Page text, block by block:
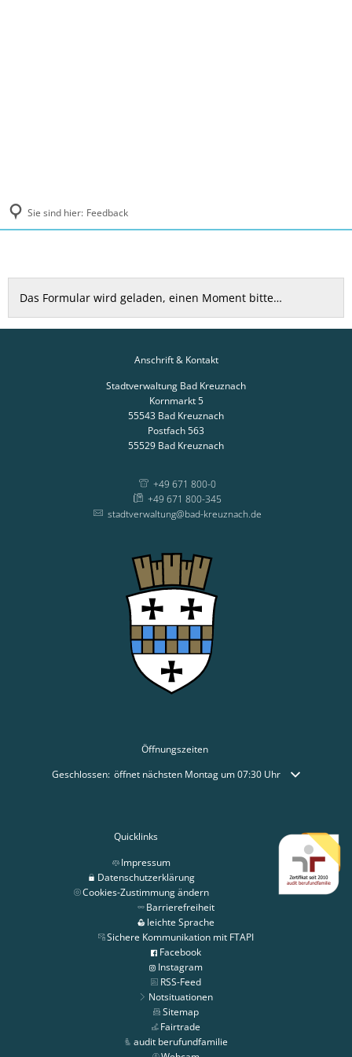
Sie sind hier: Feedback
Feedback
Das Formular wird geladen, einen Moment bitte…
Anschrift & Kontakt
Stadtverwaltung Bad Kreuznach
Kornmarkt 5
55543 Bad Kreuznach
Postfach 563
55529 Bad Kreuznach
+49 671 800-0
+49 671 800-345
stadtverwaltung@bad-kreuznach.de
Öffnungszeiten
Klicken, um weitere Öffnungs- oder Schließzeiten auszublenden
Geschlossen: öffnet nächsten Montag um 07:30 Uhr
Quicklinks
Impressum
Datenschutzerklärung
Cookies-Zustimmung ändern
Barrierefreiheit
leichte Sprache
Sichere Kommunikation mit FTAPI
Facebook
Instagram
RSS-Feed
Notsituationen
Sitemap
Fairtrade
audit berufundfamilie